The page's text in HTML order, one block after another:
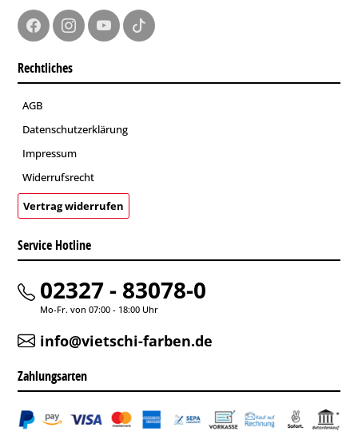
Rechtliches
AGB
Datenschutzerklärung
Impressum
Widerrufsrecht
Vertrag widerrufen
Service Hotline
02327 - 83078-0
Mo-Fr. von 07:00 - 18:00 Uhr
info@vietschi-farben.de
Zahlungsarten